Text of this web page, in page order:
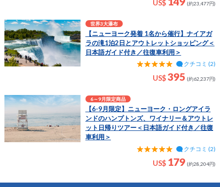
US$ (約23,477円)
世界3大瀑布
【ニューヨーク発着 1名から催行】ナイアガ
ラの滝1泊2日とアウトレットショッピング＜
日本語ガイド付き／往復車利用＞
クチコミ (2)
US$395 (約62,237円)
6～9月限定商品
【6-9月限定】ニューヨーク・ロングアイラ
ンドのハンプトンズ、ワイナリー＆アウトレ
ット日帰りツアー＜日本語ガイド付き／往復
車利用＞
クチコミ (2)
US$ 179 (約28,204円)